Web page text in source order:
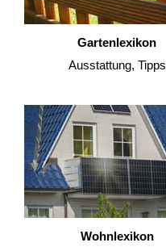
Gartenlexikon
Ausstattung, Tipps
Wohnlexikon